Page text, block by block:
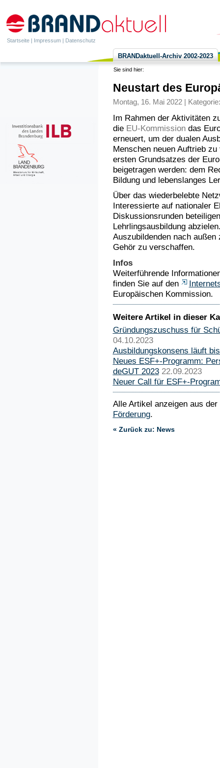
Startseite | Impressum | Datenschutz
BRANDaktuell-Archiv 2002-2023
Sie sind hier:
Neustart des
Montag, 16. Mai 2022 |
Im Rahmen der Aktivitäten
die EU-Kommissiondas
erneuert, um der dualen
Menschen neuen Auftrieb
ersten Grundsatzes der
beigetragen werden: dem
Bildung und lebenslanges
Über das wiederbelebte
Interessierte auf nationaler
Diskussionsrunden
Lehrlingsausbildung
Auszubildenden nach
Gehör zu verschaffen.
Infos
Weiterführende
finden Sie auf den
Europäischen Kommission.
Weitere Artikel in dieser
Gründungszuschuss für
04.10.2023
Ausbildungskonsens läuft
Neues ESF+-Programm:
deGUT 2023 22.09.2023
Neuer Call für ESF+-
Alle Artikel anzeigen aus
Förderung.
« Zurück zu: News